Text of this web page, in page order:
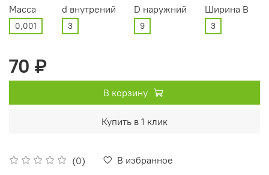
(0) В избранное
Масса
0,001
d внутрений
3
D наружний
9
Ширина В
3
70 ₽
В корзину
Купить в 1 клик